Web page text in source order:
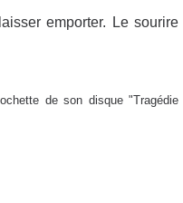
emporter. Le sourire
de son disque "Tragédie